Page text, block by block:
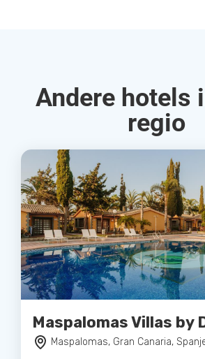
Andere hotels
regio
Maspalomas Villas by
Maspalomas, Gran Canaria,